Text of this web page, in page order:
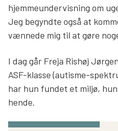
hjemmeundervisning om
Jeg begyndte også at
vænnede mig til at gøre
I dag går Freja Rishøj
ASF-klasse (autisme-
har hun fundet et miljø,
hende.